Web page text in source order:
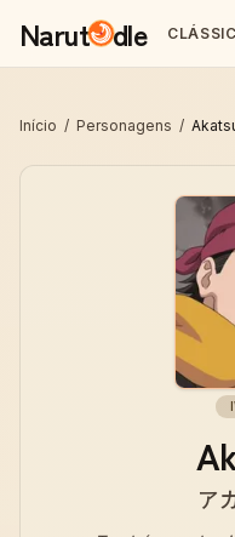
Narut dle
Início / Personagens /
ア